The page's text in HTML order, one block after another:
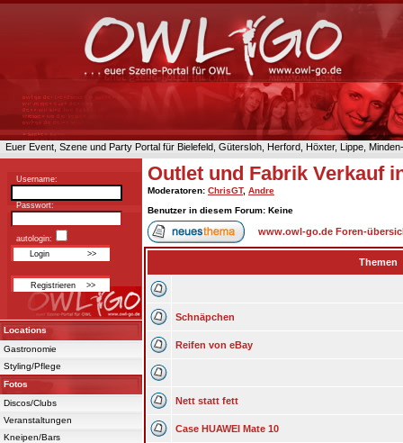
Euer Event, Szene und Party Portal für Bielefeld, Gütersloh, Herford, Höxter, Lippe,
Username:
Passwort:
autologin:
Locations
Gastronomie
Styling/Pflege
Fotos
Discos/Clubs
Veranstaltungen
Kneipen/Bars
Outlet und Fabrik Verkauf
Moderatoren: ChrisGT, Andre
Benutzer in diesem Forum: Keine
www.owl-go.de Foren-
Themen
Schnäpchen
Reifen von eBay
Nett statt fett
Case HUAWEI Mate 10